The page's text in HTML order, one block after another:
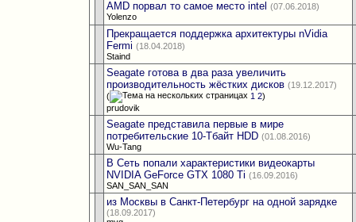
AMD порвал то самое место intel (07.06.2018)
Yolenzo
Прекращается поддержка архитектуры nVidia
Fermi (18.04.2018)
Staind
Seagate готова в два раза увеличить
производительность жёстких дисков (19.12.2017)
(
1 2)
prudovik
Seagate представила первые в мире
потребительские 10-Тбайт HDD (01.08.2016)
Wu-Tang
В Сеть попали характеристики видеокарты
NVIDIA GeForce GTX 1080 Ti (16.09.2016)
SAN_SAN_SAN
из Москвы в Санкт-Петербург на одной зарядке
(18.09.2017)